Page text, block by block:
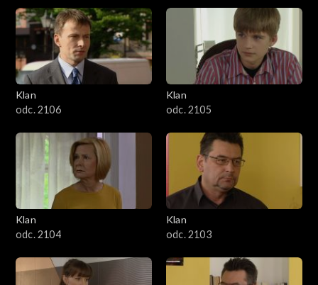
Klan
odc. 2106
Klan
odc. 2105
Klan
odc. 2104
Klan
odc. 2103